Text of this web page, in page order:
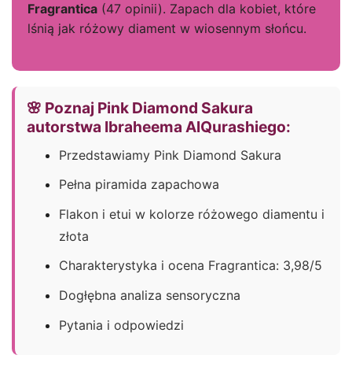
Fragrantica (47 opinii). Zapach dla kobiet, które
lśnią jak różowy diament w wiosennym słońcu.
🌸 Poznaj Pink Diamond Sakura
autorstwa Ibraheema AlQurashiego:
Przedstawiamy Pink Diamond Sakura
Pełna piramida zapachowa
Flakon i etui w kolorze różowego diamentu i
złota
Charakterystyka i ocena Fragrantica: 3,98/5
Dogłębna analiza sensoryczna
Pytania i odpowiedzi